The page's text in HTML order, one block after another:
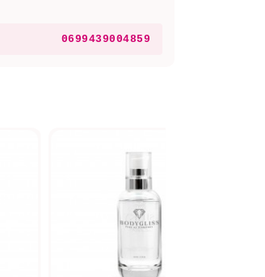
0699439004859